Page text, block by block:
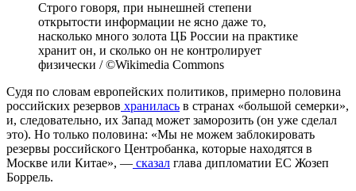
Строго говоря, при нынешней степени
открытости информации не ясно даже то,
насколько много золота ЦБ России на практике
хранит он, и сколько он не контролирует
физически / ©Wikimedia Commons
Судя по словам европейских политиков, примерно половина
российских резервов хранилась в странах «большой семерки»,
и, следовательно, их Запад может заморозить (он уже сделал
это). Но только половина: «Мы не можем заблокировать
резервы российского Центробанка, которые находятся в
Москве или Китае», — сказал глава дипломатии ЕС Жозеп
Боррель.